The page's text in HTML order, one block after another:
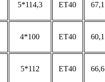
5*114,3 ET40 67,1
4*100 ET40 60,1
5*112 ET40 66,6